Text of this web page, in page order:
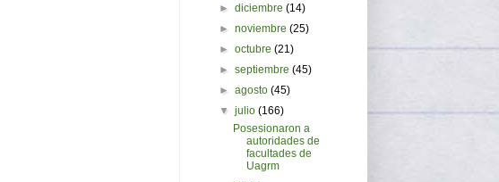
►diciembre(14)
►noviembre(25)
►octubre(21)
►septiembre(45)
►agosto(45)
▼julio(166)
Posesionaron a
autoridades de
facultades de
Uagrm